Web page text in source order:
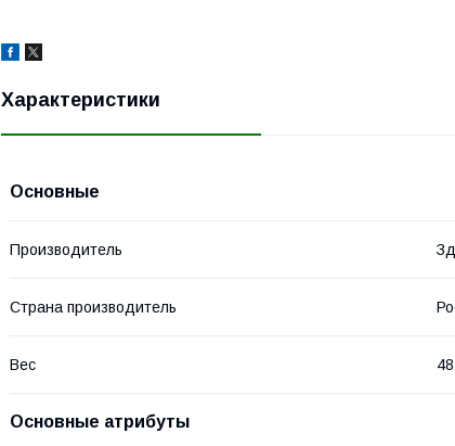
Характеристики
Основные
Производитель
Страна производитель
Вес
Основные атрибуты